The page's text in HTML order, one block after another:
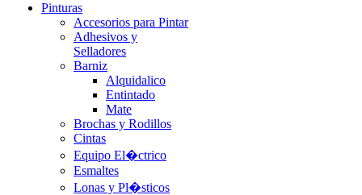
Pinturas
Accesorios para Pintar
Adhesivos y
Selladores
Barniz
Alquidalico
Entintado
Mate
Brochas y Rodillos
Cintas
Equipo El�ctrico
Esmaltes
Lonas y Pl�sticos